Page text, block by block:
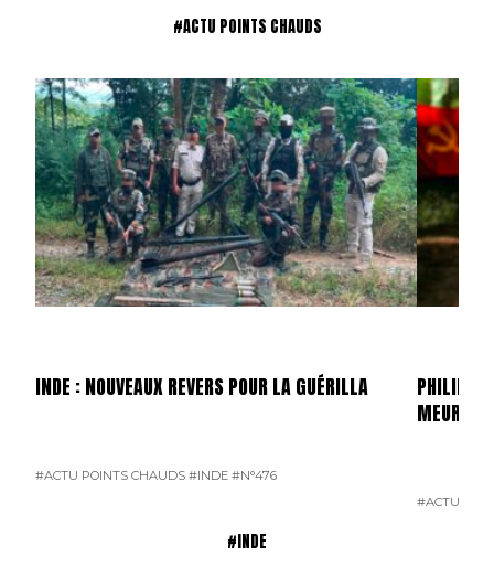
#ACTU POINTS CHAUDS
INDE : NOUVEAUX REVERS POUR LA GUÉRILLA
#ACTU POINTS CHAUDS #INDE #N°476
#ACTU
#INDE